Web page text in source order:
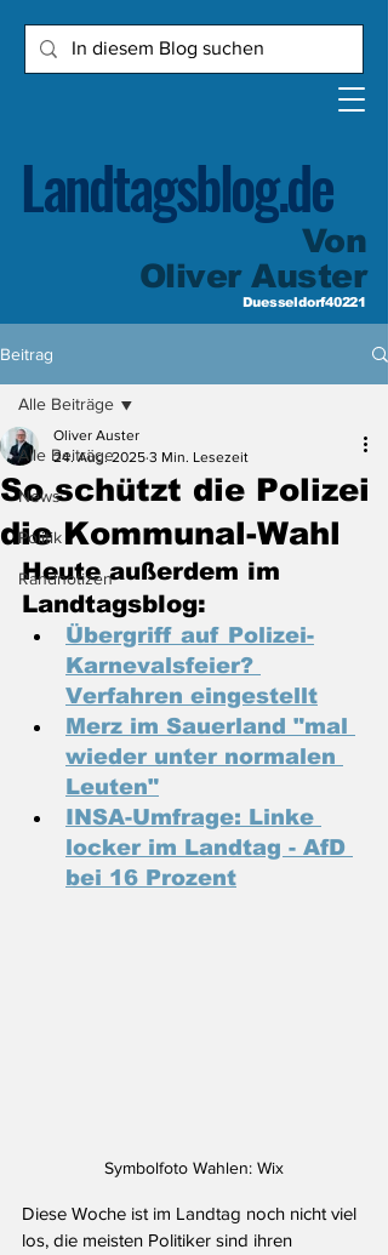
Landtagsblog.de
Von
Oliver Auster
Duesseldorf40221
Beitrag
Alle Beiträge
News
Politik
Randnotizen
Alle Beiträge
So schützt die Polizei
die Kommunal-Wahl
Oliver Auster
24. Aug. 2025 3 Min. Lesezeit
Heute außerdem im
Landtagsblog:
Übergriff auf Polizei-
Karnevalsfeier?
Verfahren eingestellt
Merz im Sauerland "mal
wieder unter normalen
Leuten"
INSA-Umfrage: Linke
locker im Landtag - AfD
bei 16 Prozent
Symbolfoto Wahlen: Wix
Diese Woche ist im Landtag noch nicht viel
los, die meisten Politiker sind ihren